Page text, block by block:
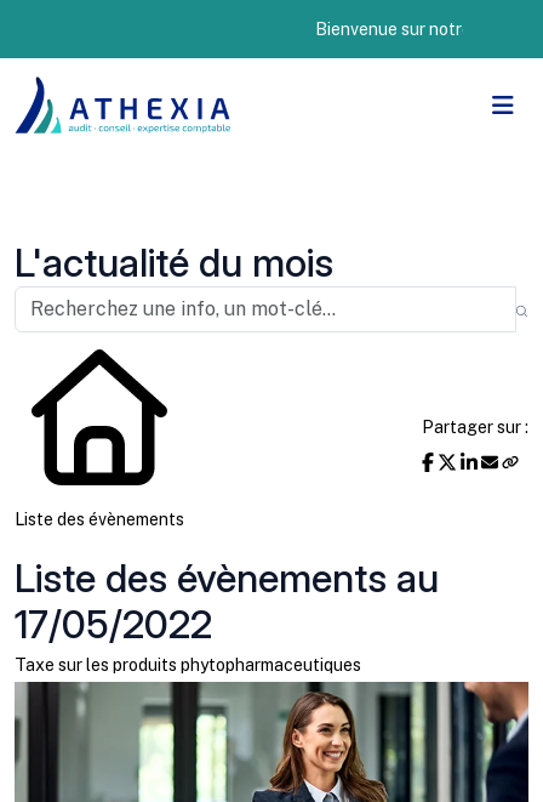
Bienvenue sur notre nouveau
L'actualité du mois
Liste des évènements
Partager sur :
Liste des évènements au
17/05/2022
Taxe sur les produits phytopharmaceutiques